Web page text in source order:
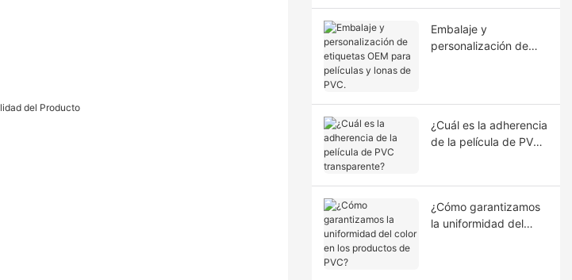
Embalaje y
personalización de
¿Cuál es la adherencia
de la película de PVC
¿Cómo garantizamos
la uniformidad del